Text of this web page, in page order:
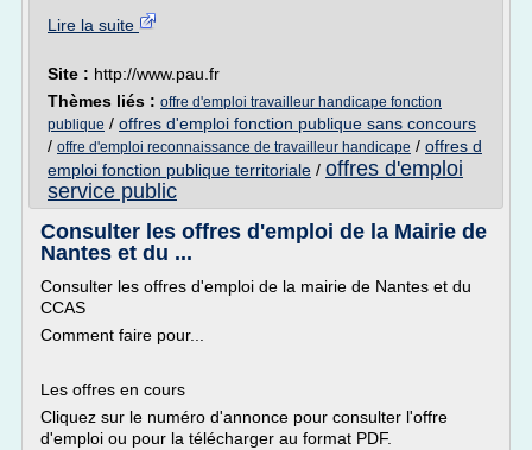
Lire la suite
Site : http://www.pau.fr
Thèmes liés : offre d'emploi travailleur handicape fonction
publique / offres d'emploi fonction publique sans concours
/ offre d'emploi reconnaissance de travailleur handicape / offres d
emploi fonction publique territoriale / offres d'emploi
service public
Consulter les offres d'emploi de la Mairie de
Nantes et du ...
Consulter les offres d'emploi de la mairie de Nantes et du
CCAS
Comment faire pour...
Les offres en cours
Cliquez sur le numéro d'annonce pour consulter l'offre
d'emploi ou pour la télécharger au format PDF.